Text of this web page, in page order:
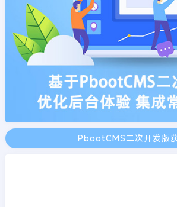
PbootCMS二次开发版